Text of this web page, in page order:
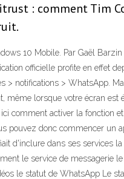
: comment Tim
10 Mobile. Par Gaël
officielle profite en effet
notifications > WhatsApp.
même lorsque votre écran
comment activer la fonction
pouvez donc commencer
d'inclure dans ses services
le service de messagerie
le statut de WhatsApp Le